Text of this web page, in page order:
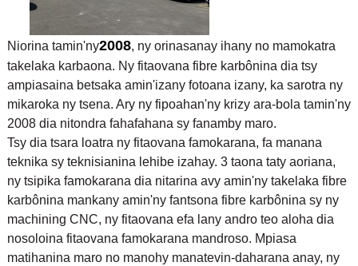
Niorina tamin'ny2008, ny orinasanay ihany no mamokatra
takelaka karbaona. Ny fitaovana fibre karbônina dia tsy
ampiasaina betsaka amin'izany fotoana izany, ka sarotra ny
mikaroka ny tsena. Ary ny fipoahan'ny krizy ara-bola tamin'ny
2008 dia nitondra fahafahana sy fanamby maro.
Tsy dia tsara loatra ny fitaovana famokarana, fa manana
teknika sy teknisianina lehibe izahay. 3 taona taty aoriana,
ny tsipika famokarana dia nitarina avy amin'ny takelaka fibre
karbônina mankany amin'ny fantsona fibre karbônina sy ny
machining CNC, ny fitaovana efa lany andro teo aloha dia
nosoloina fitaovana famokarana mandroso. Mpiasa
matihanina maro no manohy manatevin-daharana anay, ny